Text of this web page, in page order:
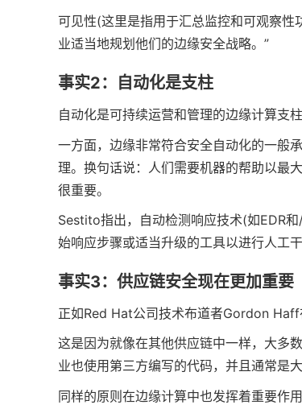
可见性(这里是指用于汇总监控和可观察
业适当地规划他们的边缘安全战略。”
事实2：自动化是支柱
自动化是可持续运营和管理的边缘计算支
一方面，边缘非常符合安全自动化的一般
理。换句话说：人们需要机器的帮助以最
很重要。
Sestito指出，自动检测响应技术(如EDR
始响应步骤或适当升级的工具以进行人工
事实3：供应链安全现在更加重要
正如Red Hat公司技术布道者Gordon Haff
这是因为就像在其他供应链中一样，大多
业也使用第三方编写的代码，并且通常是大
同样的原则在边缘计算中也发挥着重要作